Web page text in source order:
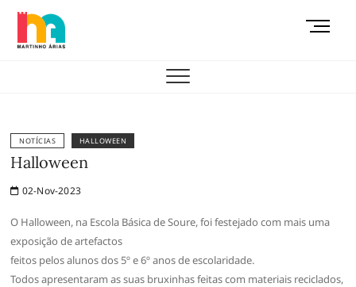
Skip
content
M
NOTÍCIAS HALLOWEEN
Halloween
02-Nov-2023
O Halloween, na Escola Básica de Soure, foi festejado com mais uma
exposição de artefactos
feitos pelos alunos dos 5º e 6º anos de escolaridade.
Todos apresentaram as suas bruxinhas feitas com materiais reciclados,